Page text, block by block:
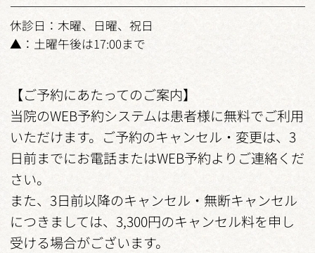
休診日：木曜、日曜、祝日
▲：土曜午後は17:00まで
【ご予約にあたってのご案内】
当院のWEB予約システムは患者様に無料でご利用
いただけます。ご予約のキャンセル・変更は、3
日前までにお電話またはWEB予約よりご連絡くだ
さい。
また、3日前以降のキャンセル・無断キャンセル
につきましては、3,300円のキャンセル料を申し
受ける場合がございます。